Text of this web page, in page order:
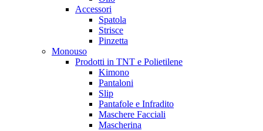
Accessori
Spatola
Strisce
Pinzetta
Monouso
Prodotti in TNT e Polietilene
Kimono
Pantaloni
Slip
Pantafole e Infradito
Maschere Facciali
Mascherina